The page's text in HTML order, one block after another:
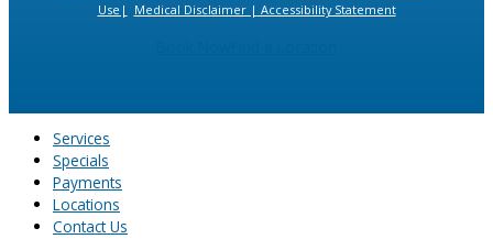
Use|
Medical Disclaimer | Accessibility Statement
Services
Specials
Payments
Locations
Contact Us